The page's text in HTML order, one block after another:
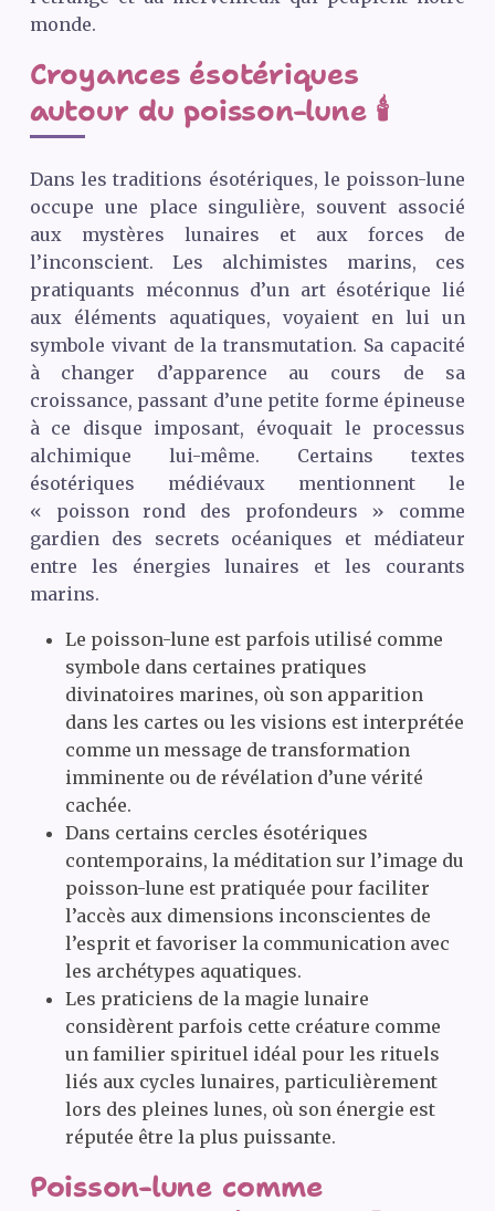
monde.
Croyances ésotériques
autour du poisson-lune 🕯️
Dans les traditions ésotériques, le poisson-lune
occupe une place singulière, souvent associé
aux mystères lunaires et aux forces de
l’inconscient. Les alchimistes marins, ces
pratiquants méconnus d’un art ésotérique lié
aux éléments aquatiques, voyaient en lui un
symbole vivant de la transmutation. Sa capacité
à changer d’apparence au cours de sa
croissance, passant d’une petite forme épineuse
à ce disque imposant, évoquait le processus
alchimique lui-même. Certains textes
ésotériques médiévaux mentionnent le
« poisson rond des profondeurs » comme
gardien des secrets océaniques et médiateur
entre les énergies lunaires et les courants
marins.
Le poisson-lune est parfois utilisé comme
symbole dans certaines pratiques
divinatoires marines, où son apparition
dans les cartes ou les visions est interprétée
comme un message de transformation
imminente ou de révélation d’une vérité
cachée.
Dans certains cercles ésotériques
contemporains, la méditation sur l’image du
poisson-lune est pratiquée pour faciliter
l’accès aux dimensions inconscientes de
l’esprit et favoriser la communication avec
les archétypes aquatiques.
Les praticiens de la magie lunaire
considèrent parfois cette créature comme
un familier spirituel idéal pour les rituels
liés aux cycles lunaires, particulièrement
lors des pleines lunes, où son énergie est
réputée être la plus puissante.
Poisson-lune comme